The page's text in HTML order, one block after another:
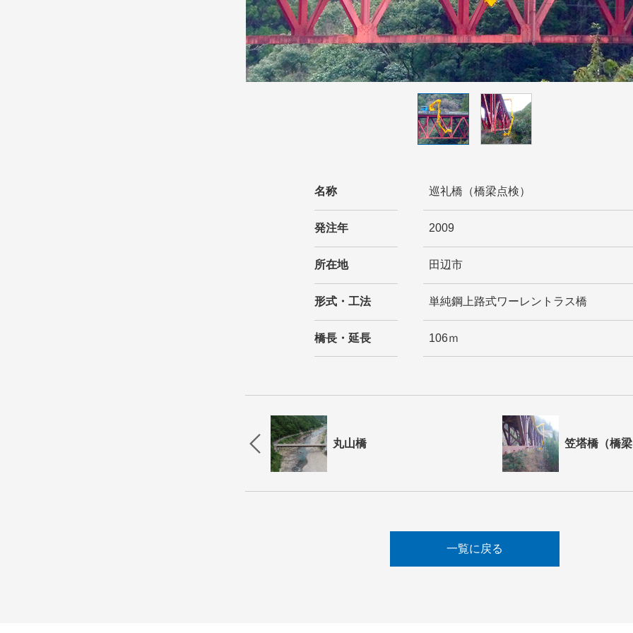
名称 巡礼橋（橋梁点検）
発注年 2009
所在地 田辺市
形式・工法 単純鋼上路式ワーレントラス橋
橋長・延長 106ｍ
丸山橋 笠塔橋（橋
一覧に戻る